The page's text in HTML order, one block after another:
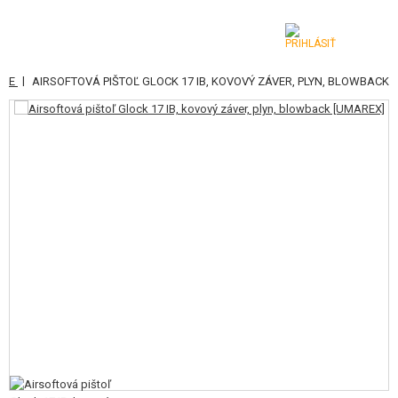
KATEGÓRIE
| AIRSOFTOVÁ PIŠTOĽ GLOCK 17 IB, KOVOVÝ ZÁVER, PLYN, BLOWBACK